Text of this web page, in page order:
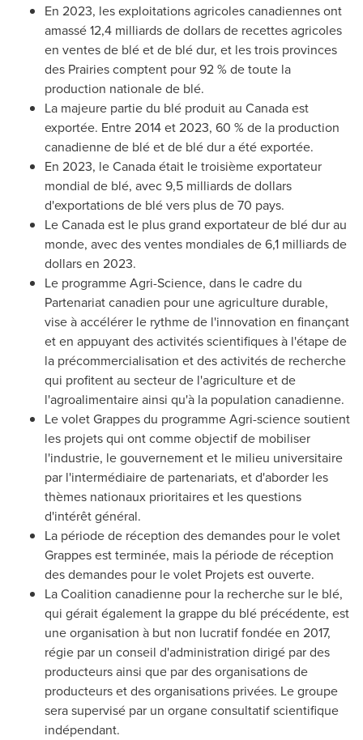
En 2023, les exploitations agricoles canadiennes ont
amassé 12,4 milliards de dollars de recettes agricoles
en ventes de blé et de blé dur, et les trois provinces
des Prairies comptent pour 92 % de toute la
production nationale de blé.
La majeure partie du blé produit au Canada est
exportée. Entre2014 et2023, 60 % de la production
canadienne de blé et de blé dur a été exportée.
En 2023, le Canada était le troisième exportateur
mondial de blé, avec 9,5 milliards de dollars
d'exportations de blé vers plus de 70 pays.
Le Canadaest le plus grand exportateur de blé dur au
monde, avec des ventes mondiales de 6,1 milliards de
dollars en 2023.
Le programme Agri-Science, dans le cadre du
Partenariat canadien pour une agriculture durable,
vise à accélérer le rythme de l'innovation en finançant
et en appuyant des activités scientifiques à l'étape de
la précommercialisation et des activités de recherche
qui profitent au secteur de l'agriculture et de
l'agroalimentaire ainsi qu'à la population canadienne.
Le volet Grappes du programme Agri-science soutient
les projets qui ont comme objectif de mobiliser
l'industrie, le gouvernement et le milieu universitaire
par l'intermédiaire de partenariats, et d'aborder les
thèmes nationaux prioritaires et les questions
d'intérêt général.
La période de réception des demandes pour le volet
Grappes est terminée, mais la période de réception
des demandes pour le volet Projets est ouverte.
La Coalition canadienne pour la recherche sur le blé,
qui gérait également la grappe du blé précédente, est
une organisation à but non lucratif fondée en 2017,
régie par un conseil d'administration dirigé par des
producteurs ainsi que par des organisations de
producteurs et des organisations privées. Le groupe
sera supervisé par un organe consultatif scientifique
indépendant.